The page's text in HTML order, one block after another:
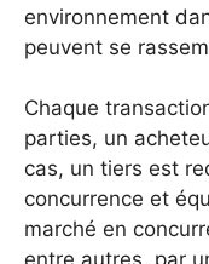
environnement
peuvent se
Chaque
parties, un
cas, un tiers est
concurrence et
marché en
entre autres, par